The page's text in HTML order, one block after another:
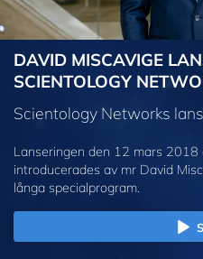
DAVID MISCAVIGE
SCIENTOLOGY
Scientology Networks
Lanseringen den 12 mars
introducerades av mr David
långa specialprogram.